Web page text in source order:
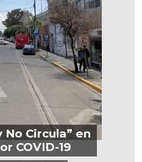
No Circula” en
COVID-19